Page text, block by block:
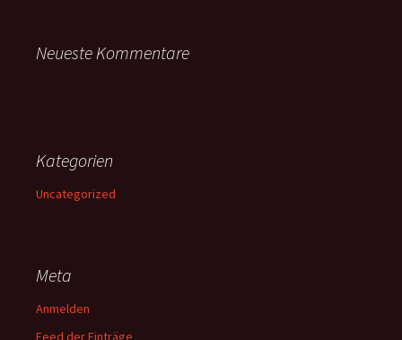
Neueste Kommentare
Kategorien
Uncategorized
Meta
Anmelden
Feed der Einträge